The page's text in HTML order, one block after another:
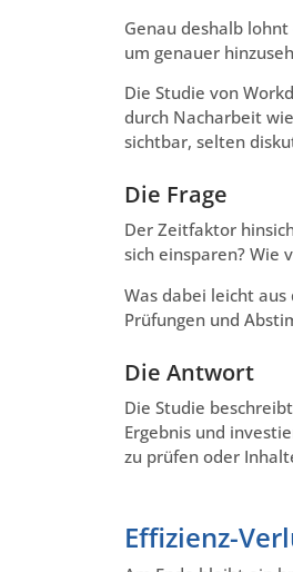
Genau deshalb
um genauer
Die Studie von
durch Nacharbeit
sichtbar, selten
Die Frage
Der Zeitfaktor
sich einsparen? Wie
Was dabei leicht
Prüfungen und
Die Antwort
Die Studie
Ergebnis und
zu prüfen oder
Effizienz-